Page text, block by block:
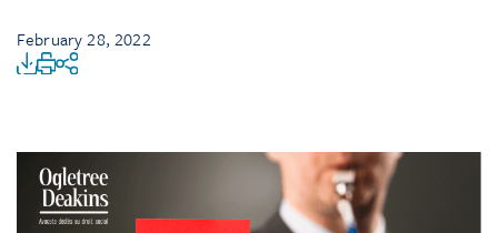
February 28, 2022